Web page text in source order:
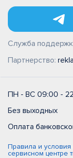
Служба
Партнерство:
ПН - ВС 09:00 -
Без выходных
Оплата
Правила и
сервисном центре